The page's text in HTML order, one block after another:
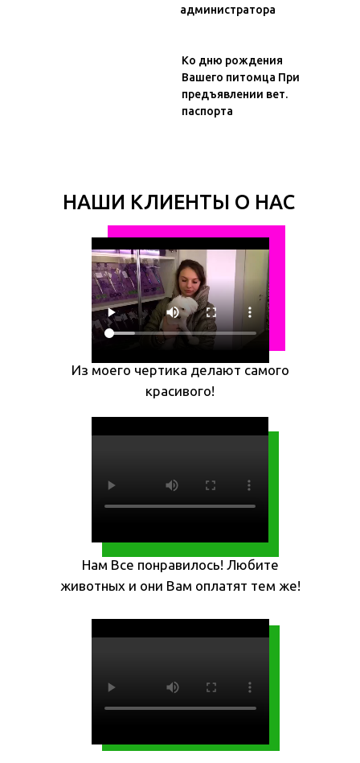
Ко дню рождения
Вашего питомца При
предъявлении вет.
паспорта
администратора
НАШИ КЛИЕНТЫ О НАС
Из моего чертика делают самого
красивого!
Нам Все понравилось! Любите
животных и они Вам оплатят тем же!